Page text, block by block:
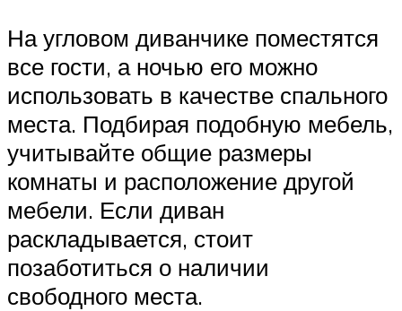
На угловом диванчике поместятся
все гости, а ночью его можно
использовать в качестве спального
места. Подбирая подобную мебель,
учитывайте общие размеры
комнаты и расположение другой
мебели. Если диван
раскладывается, стоит
позаботиться о наличии
свободного места.